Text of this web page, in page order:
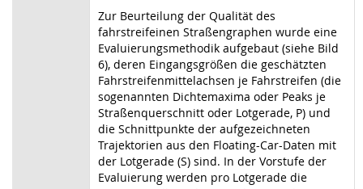
Zur Beurteilung der Qualität des
fahrstreifeinen Straßengraphen wurde eine
Evaluierungsmethodik aufgebaut (siehe Bild
6), deren Eingangsgrößen die geschätzten
Fahrstreifenmittelachsen je Fahrstreifen (die
sogenannten Dichtemaxima oder Peaks je
Straßenquerschnitt oder Lotgerade, P) und
die Schnittpunkte der aufgezeichneten
Trajektorien aus den Floating-Car-Daten mit
der Lotgerade (S) sind. In der Vorstufe der
Evaluierung werden pro Lotgerade die